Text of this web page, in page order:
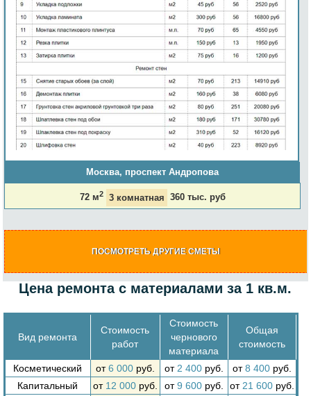
Москва, проспект Андропова
72 м2 3 комнатная 360 тыс. руб
ПОСМОТРЕТЬ ДРУГИЕ СМЕТЫ
Цена ремонта с материалами за 1 кв.м.
Вид ремонта
Стоимость
работ
Стоимость
чернового
материала
Общая
стоимость
Косметический от6 000руб. от 2 400руб. от8 400руб.
Капитальный
от 12 000руб. от9 600руб. от 21 600руб.